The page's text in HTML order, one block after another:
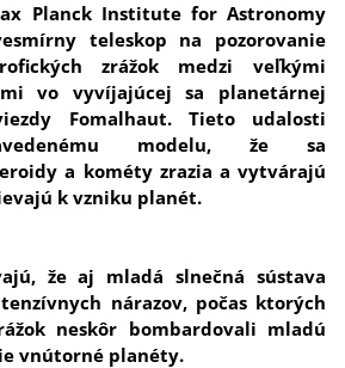
Planck Institute for Astronomy
teleskop na pozorovanie
zrážok medzi veľkými
vo vyvíjajúcej sa planetárnej
Fomalhaut. Tieto udalosti
modelu, že sa
a kométy zrazia a vytvárajú
k vzniku planét.
že aj mladá slnečná sústava
nárazov, počas ktorých
neskôr bombardovali mladú
vnútorné planéty.